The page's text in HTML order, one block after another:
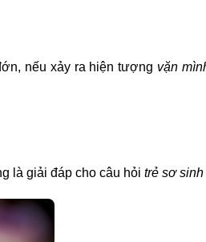
nếu xảy ra hiện tượng vặn
là giải đáp cho câu hỏi trẻ sơ